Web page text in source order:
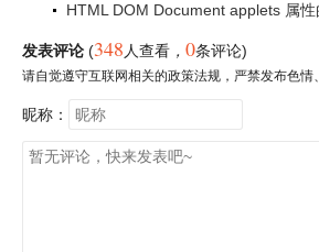
HTML DOM Document applets 属
发表评论 (348 人查看 ， 0条评论)
请自觉遵守互联网相关的政策法规，严禁发布色情
昵称：